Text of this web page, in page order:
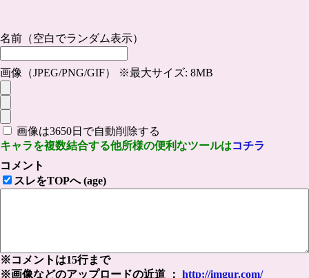
名前（空白でランダム表示）
画像（JPEG/PNG/GIF） ※最大サイズ: 8MB
画像は3650日で自動削除する
キャラを複数結合する他所様の便利なツールはコチラ
コメント
スレをTOPへ (age)
※コメントは15行まで
※画像などのアップロードの近道 ： http://imgur.com/